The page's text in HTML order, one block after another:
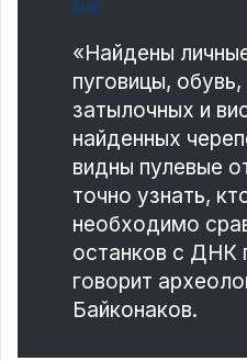
«Найдены
пуговицы,
затылочных и
найденных
видны пулевые
точно узнать,
необходимо
останков с ДНК
говорит
Байконаков.